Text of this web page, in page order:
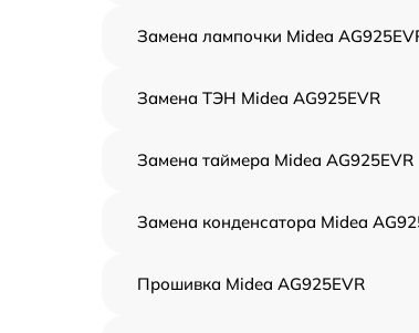
Замена лампочки Midea
Замена ТЭН Midea AG925EVR
Замена таймера Midea AG925EVR
Замена конденсатора Midea
Прошивка Midea AG925EVR